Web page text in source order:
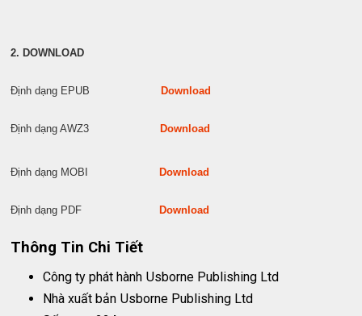
2. DOWNLOAD
Định dạng EPUBDownload
Định dạng AWZ3Download
Định dạng MOBIDownload
Định dạng PDFDownload
Thông Tin Chi Tiết
Công ty phát hành Usborne Publishing Ltd
Nhà xuất bản Usborne Publishing Ltd